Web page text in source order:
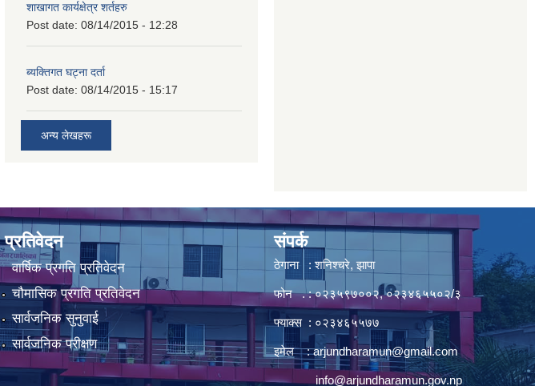
शाखागत कार्यक्षेत्र शर्तहरु
Post date: 08/14/2015 - 12:28
ब्यक्तिगत घट्ना दर्ता
Post date: 08/14/2015 - 15:17
अन्य लेखहरू
प्रतिवेदन
वार्षिक प्रगति प्रतिवेदन
चौमासिक प्रगति प्रतिवेदन
सार्वजनिक सुनुवाई
सार्वजनिक परीक्षण
संपर्क
ठेगाना : शनिश्चरे, झापा
फोन . : ०२३५९७००२, ०२३४६५५०२/३
फ्याक्स : ०२३४६५५७७
इमेल :arjundharamun@gmail.com
info@arjundharamun.gov.np